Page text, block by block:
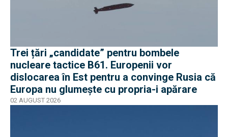
Trei țări „candidate” pentru bombele
nucleare tactice B61. Europenii vor
dislocarea în Est pentru a convinge Rusia că
Europa nu glumește cu propria-i apărare
02 AUGUST 2026